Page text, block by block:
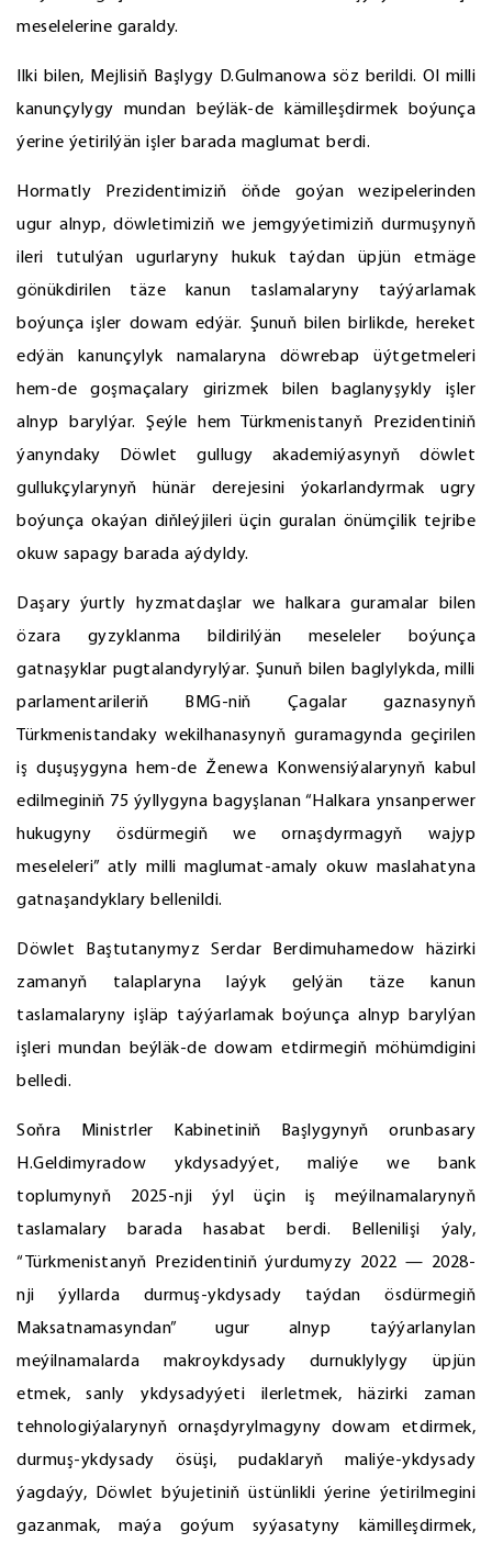
meselelerine garaldy.
Ilki bilen, Mejlisiň Başlygy D.Gulmanowa söz berildi. Ol milli
kanunçylygy mundan beýläk-de kämilleşdirmek boýunça
ýerine ýetirilýän işler barada maglumat berdi.
Hormatly Prezidentimiziň öňde goýan wezipelerinden
ugur alnyp, döwletimiziň we jemgyýetimiziň durmuşynyň
ileri tutulýan ugurlaryny hukuk taýdan üpjün etmäge
gönükdirilen täze kanun taslamalaryny taýýarlamak
boýunça işler dowam edýär. Şunuň bilen birlikde, hereket
edýän kanunçylyk namalaryna döwrebap üýtgetmeleri
hem-de goşmaçalary girizmek bilen baglanyşykly işler
alnyp barylýar. Şeýle hem Türkmenistanyň Prezidentiniň
ýanyndaky Döwlet gullugy akademiýasynyň döwlet
gullukçylarynyň hünär derejesini ýokarlandyrmak ugry
boýunça okaýan diňleýjileri üçin guralan önümçilik tejribe
okuw sapagy barada aýdyldy.
Daşary ýurtly hyzmatdaşlar we halkara guramalar bilen
özara gyzyklanma bildirilýän meseleler boýunça
gatnaşyklar pugtalandyrylýar. Şunuň bilen baglylykda, milli
parlamentarileriň BMG-niň Çagalar gaznasynyň
Türkmenistandaky wekilhanasynyň guramagynda geçirilen
iş duşuşygyna hem-de Ženewa Konwensiýalarynyň kabul
edilmeginiň 75 ýyllygyna bagyşlanan “Halkara ynsanperwer
hukugyny ösdürmegiň we ornaşdyrmagyň wajyp
meseleleri” atly milli maglumat-amaly okuw maslahatyna
gatnaşandyklary bellenildi.
Döwlet Baştutanymyz Serdar Berdimuhamedow häzirki
zamanyň talaplaryna laýyk gelýän täze kanun
taslamalaryny işläp taýýarlamak boýunça alnyp barylýan
işleri mundan beýläk-de dowam etdirmegiň möhümdigini
belledi.
Soňra Ministrler Kabinetiniň Başlygynyň orunbasary
H.Geldimyradow ykdysadyýet, maliýe we bank
toplumynyň 2025-nji ýyl üçin iş meýilnamalarynyň
taslamalary barada hasabat berdi. Bellenilişi ýaly,
“Türkmenistanyň Prezidentiniň ýurdumyzy 2022 — 2028-
nji ýyllarda durmuş-ykdysady taýdan ösdürmegiň
Maksatnamasyndan” ugur alnyp taýýarlanylan
meýilnamalarda makroykdysady durnuklylygy üpjün
etmek, sanly ykdysadyýeti ilerletmek, häzirki zaman
tehnologiýalarynyň ornaşdyrylmagyny dowam etdirmek,
durmuş-ykdysady ösüşi, pudaklaryň maliýe-ykdysady
ýagdaýy, Döwlet býujetiniň üstünlikli ýerine ýetirilmegini
gazanmak, maýa goýum syýasatyny kämilleşdirmek,